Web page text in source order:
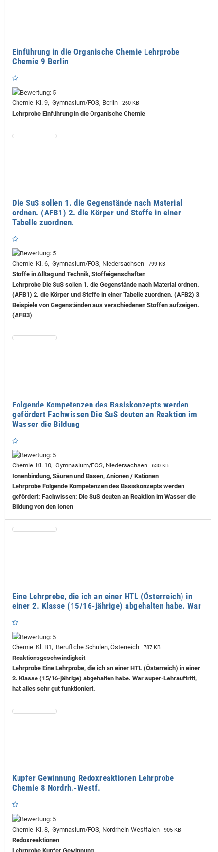
Einführung in die Organische Chemie Lehrprobe
Chemie 9 Berlin
Chemie Kl. 9, Gymnasium/FOS, Berlin 260 KB
Lehrprobe Einführung in die Organische Chemie
Die SuS sollen 1. die Gegenstände nach Material
ordnen. (AFB1) 2. die Körper und Stoffe in einer
Tabelle zuordnen.
Chemie Kl. 6, Gymnasium/FOS, Niedersachsen 799 KB
Stoffe in Alltag und Technik, Stoffeigenschaften
Lehrprobe Die SuS sollen 1. die Gegenstände nach Material ordnen.
(AFB1) 2. die Körper und Stoffe in einer Tabelle zuordnen. (AFB2) 3.
Beispiele von Gegenständen aus verschiedenen Stoffen aufzeigen.
(AFB3)
Folgende Kompetenzen des Basiskonzepts werden
gefördert Fachwissen Die SuS deuten an Reaktion im
Wasser die Bildung
Chemie Kl. 10, Gymnasium/FOS, Niedersachsen 630 KB
Ionenbindung, Säuren und Basen, Anionen / Kationen
Lehrprobe Folgende Kompetenzen des Basiskonzepts werden
gefördert: Fachwissen: Die SuS deuten an Reaktion im Wasser die
Bildung von den Ionen
Eine Lehrprobe, die ich an einer HTL (Österreich) in
einer 2. Klasse (15/16-jährige) abgehalten habe. War
Chemie Kl. B1, Berufliche Schulen, Österreich 787 KB
Reaktionsgeschwindigkeit
Lehrprobe Eine Lehrprobe, die ich an einer HTL (Österreich) in einer
2. Klasse (15/16-jährige) abgehalten habe. War super-Lehrauftritt,
hat alles sehr gut funktioniert.
Kupfer Gewinnung Redoxreaktionen Lehrprobe
Chemie 8 Nordrh.-Westf.
Chemie Kl. 8, Gymnasium/FOS, Nordrhein-Westfalen 905 KB
Redoxreaktionen
Lehrprobe Kupfer Gewinnung